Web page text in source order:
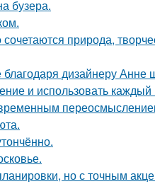
бузера.
природа,
дизайнеру Анне
и использовать каждый
но с точным